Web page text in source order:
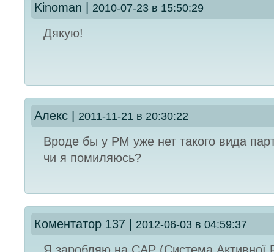
Kinoman 2010-07-23 в 15:50:29
Дякую!
Алекс 2011-11-21 в 20:30:22
Вроде бы у РМ уже нет такого вида
чи я помиляюсь?
Коментатор 137 2012-06-03 в 04:59:37